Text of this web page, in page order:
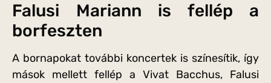
Falusi Mariann is fellép a
borfeszten
A bornapokat további koncertek is színesítik, így
mások mellett fellép a Vivat Bacchus, Falusi